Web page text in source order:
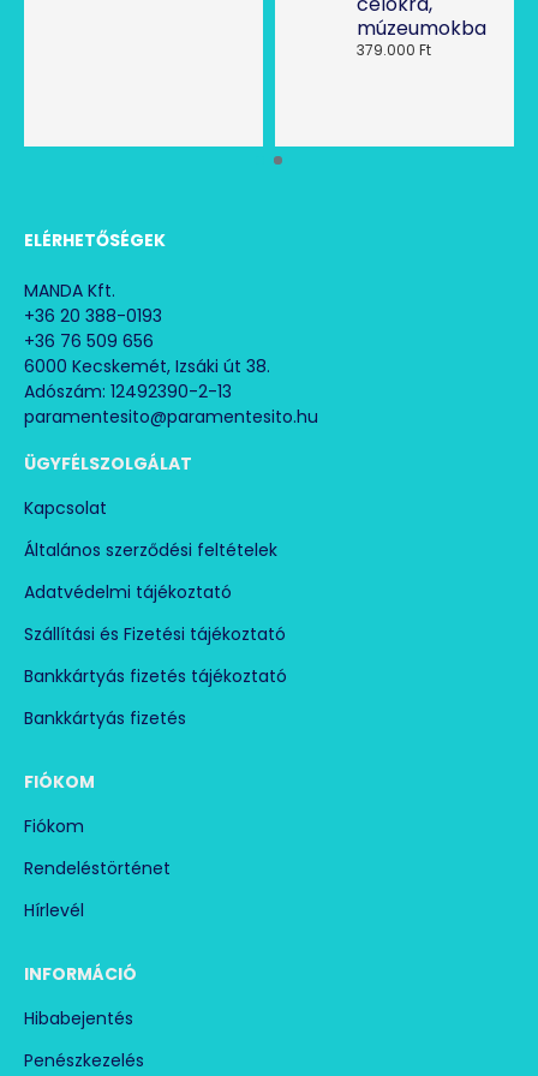
Elektronikus készülékek meghibásodási
Alacsonyabb fűtési költségek az optimalizált
múzeumokba
379.000 Ft
ELÉRHETŐSÉGEK
MANDA Kft.
+36 20 388-0193
+36 76 509 656
6000 Kecskemét, Izsáki út 38.
Adószám: 12492390-2-13
paramentesito@paramentesito.hu
ÜGYFÉLSZOLGÁLAT
Kapcsolat
Általános szerződési feltételek
Adatvédelmi tájékoztató
Szállítási és Fizetési tájékoztató
Bankkártyás fizetés tájékoztató
Bankkártyás fizetés
FIÓKOM
Fiókom
Rendeléstörténet
Hírlevél
INFORMÁCIÓ
Hibabejentés
Penészkezelés